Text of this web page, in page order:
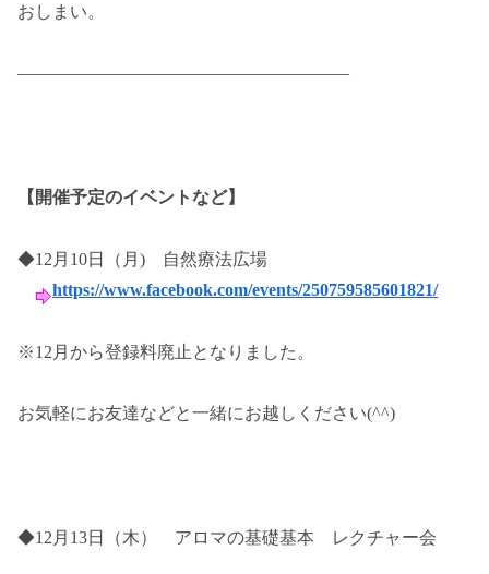
おしまい。
———————————————————
【開催予定のイベントなど】
◆12月10日（月) 自然療法広場
https://www.facebook.com/events/250759585601821/
※12月から登録料廃止となりました。
お気軽にお友達などと一緒にお越しください(^^)
◆12月13日（木） アロマの基礎基本 レクチャー会